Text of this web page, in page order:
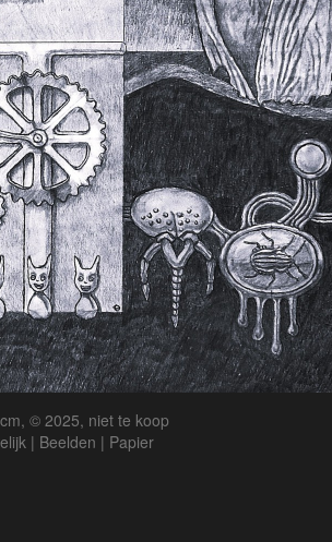
© 2025, niet te koop
| Beelden | Papier